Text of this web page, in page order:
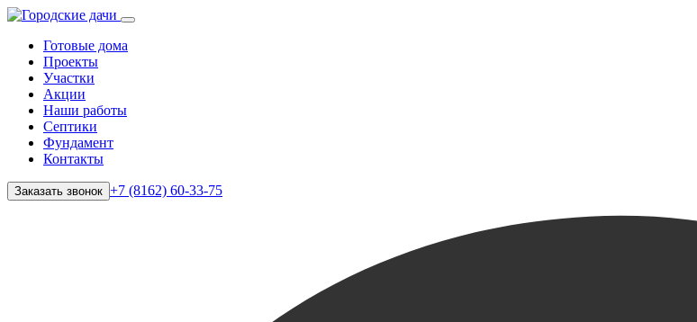
Готовые дома
Проекты
Участки
Акции
Наши работы
Септики
Фундамент
Контакты
Заказать звонок +7 (8162) 60-33-75